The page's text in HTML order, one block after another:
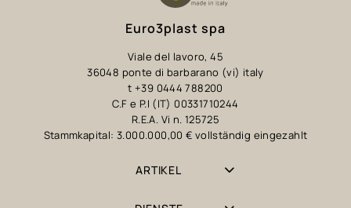
Euro3plast spa
Viale del lavoro, 45
36048 ponte di barbarano (vi) italy
t +39 0444 788200
C.F e P.I (IT) 00331710244
R.E.A. Vi n. 125725
Stammkapital: 3.000.000,00 € vollständig eingezahlt
ARTIKEL